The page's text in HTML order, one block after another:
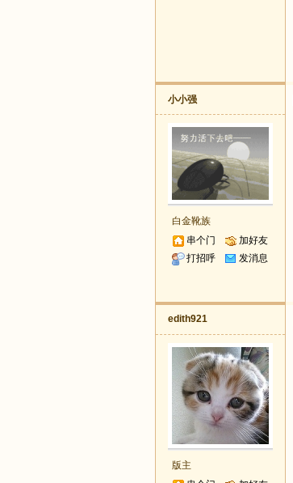
小小强
白金靴族
串个门
加好友
打招呼
发消息
edith921
版主